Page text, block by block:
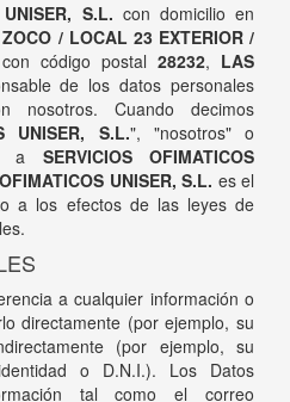
S.L. con domicilio en
/ LOCAL 23 EXTERIOR /
código postal 28232, LAS
de los datos personales
nosotros. Cuando decimos
UNISER, S.L.", "nosotros" o
a SERVICIOS OFIMATICOS
UNISER, S.L. es el
a los efectos de las leyes de
a cualquier información o
directamente (por ejemplo, su
(por ejemplo, su
o D.N.I.). Los Datos
tal como el correo